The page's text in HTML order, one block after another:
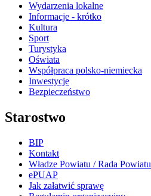
Wydarzenia lokalne
Informacje - krótko
Kultura
Sport
Turystyka
Oświata
Współpraca polsko-niemiecka
Inwestycje
Bezpieczeństwo
Starostwo
BIP
Kontakt
Władze Powiatu / Rada Powiatu
ePUAP
Jak załatwić sprawę